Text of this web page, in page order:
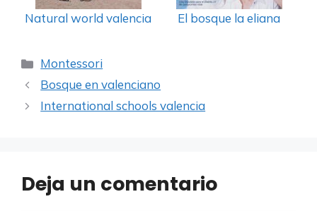
Natural world valencia El bosque la eliana
Categorías
Montessori
Bosque en valenciano
International schools valencia
Deja un comentario